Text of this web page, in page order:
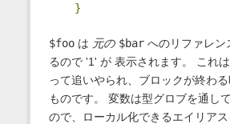
}
$fooは 元の $barへのリファレン
るので '1' が 表示されます。 これは
って追いやられ、ブロックが終わ
ものです。 変数は型グロブを通し
ので、ローカル化できるエイリア